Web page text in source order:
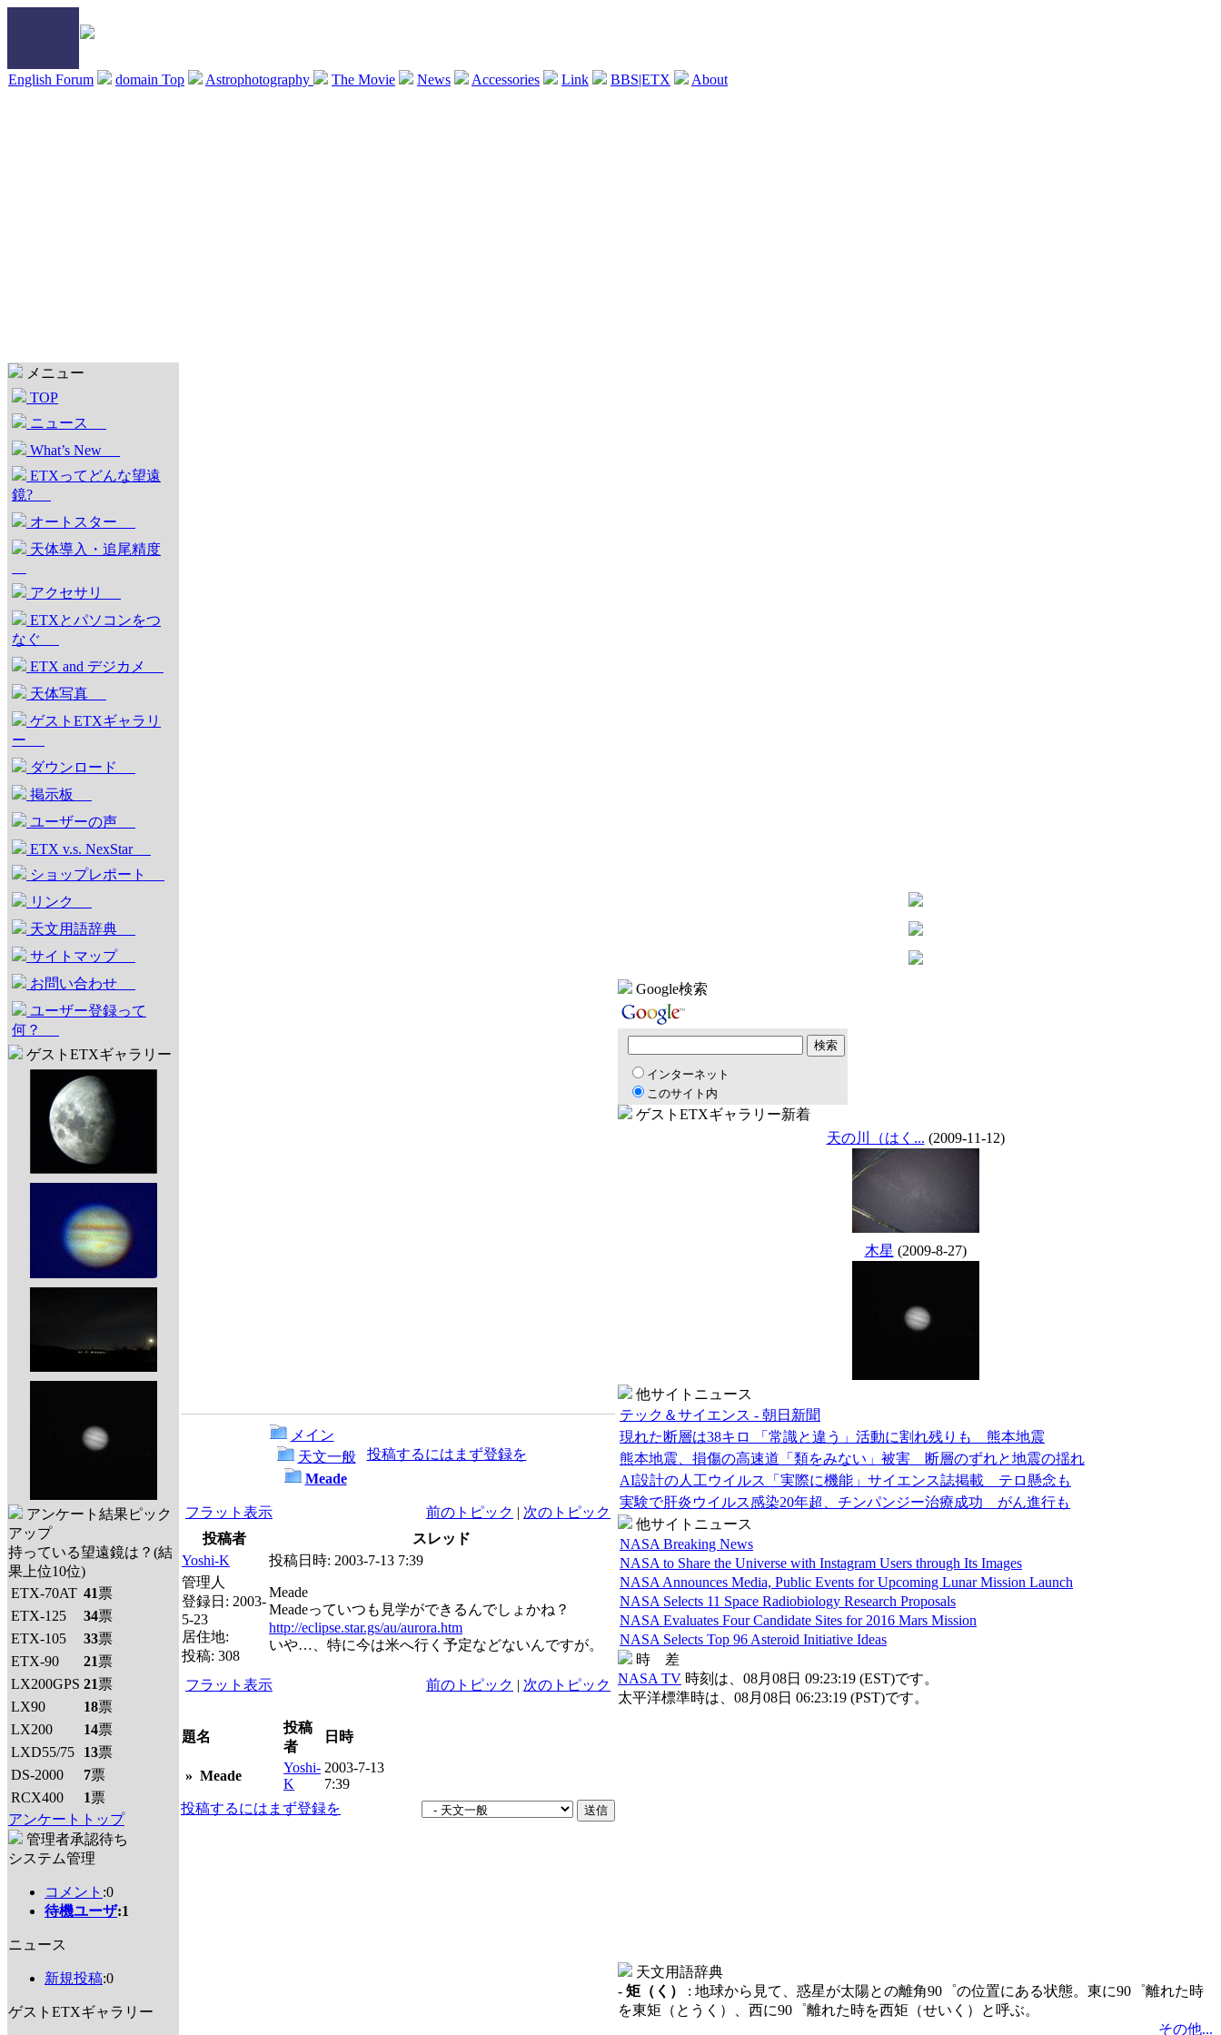
English Forum domain Top Astrophotography The Movie News Accessories Link BBS|ETX About
メニュー
TOP
ニュース
What’s New
ETXってどんな望遠
鏡?
オートスター
天体導入・追尾精度
アクセサリ
ETXとパソコンをつ
なぐ
ETX and デジカメ
天体写真
ゲストETXギャラリ
ー
ダウンロード
掲示板
ユーザーの声
ETX v.s. NexStar
ショップレポート
リンク
天文用語辞典
サイトマップ
お問い合わせ
ユーザー登録って
何？
ゲストETXギャラリー
アンケート結果ピック
アップ
持っている望遠鏡は？(結
果上位10位)
ETX-70AT 41票
ETX-125
34票
ETX-105
33票
ETX-90
21票
LX200GPS 21票
LX90
18票
LX200
14票
LXD55/75
13票
DS-2000
7票
RCX400
1票
アンケートトップ
管理者承認待ち
システム管理
コメント :0
待機ユーザ:1
ニュース
新規投稿:0
ゲストETXギャラリー
メイン
天文一般
Meade
投稿するにはまず登録を
フラット表示 前のトピック | 次のトピック
投稿者
スレッド
Yoshi-K
投稿日時: 2003-7-13 7:39
管理人
登録日: 2003-
5-23
居住地:
投稿: 308
Meade
Meadeっていつも見学ができるんでしょかね？
http://eclipse.star.gs/au/aurora.htm
いや…、特に今は米へ行く予定などないんですが。
フラット表示 前のトピック | 次のトピック
題名
投稿
者
日時
» Meade
Yoshi-
K
2003-7-13
7:39
投稿するにはまず登録を
Google検索
インターネット
このサイト内
ゲストETXギャラリー新着
天の川（はく... (2009-11-12)
木星 (2009-8-27)
他サイトニュース
テック＆サイエンス - 朝日新聞
現れた断層は38キロ 「常識と違う」活動に割れ残りも 熊本地震
熊本地震、損傷の高速道「類をみない」被害 断層のずれと地震の揺れ
AI設計の人工ウイルス「実際に機能」サイエンス誌掲載 テロ懸念も
実験で肝炎ウイルス感染20年超、チンパンジー治療成功 がん進行も
他サイトニュース
NASA Breaking News
NASA to Share the Universe with Instagram Users through Its Images
NASA Announces Media, Public Events for Upcoming Lunar Mission Launch
NASA Selects 11 Space Radiobiology Research Proposals
NASA Evaluates Four Candidate Sites for 2016 Mars Mission
NASA Selects Top 96 Asteroid Initiative Ideas
時 差
NASA TV 時刻は、08月08日 09:23:19 (EST)です。
太平洋標準時は、08月08日 06:23:19 (PST)です。
天文用語辞典
- 矩（く）
: 地球から見て、惑星が太陽との離角90゜の位置にある状態。東に90゜離れた時
を東矩（とうく）、西に90゜離れた時を西矩（せいく）と呼ぶ。
その他...